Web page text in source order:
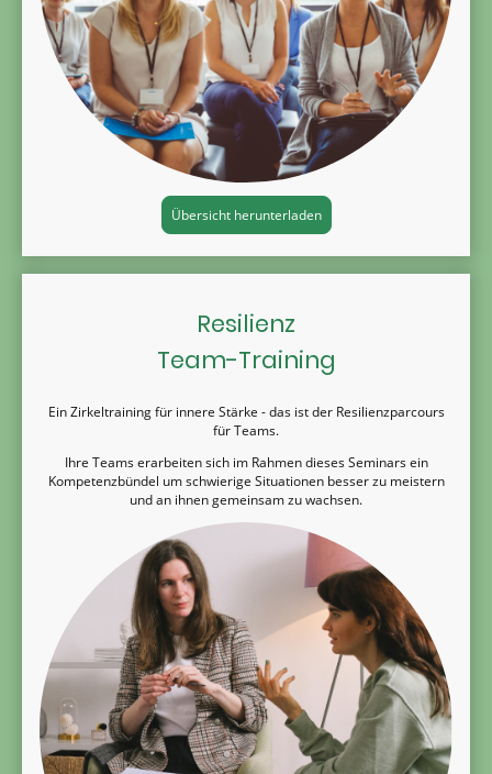
Übersicht herunterladen
Resilienz
Team-Training
Ein Zirkeltraining für innere Stärke - das ist der Resilienzparcours
für Teams.
Ihre Teams erarbeiten sich im Rahmen dieses Seminars ein
Kompetenzbündel um schwierige Situationen besser zu meistern
und an ihnen gemeinsam zu wachsen.